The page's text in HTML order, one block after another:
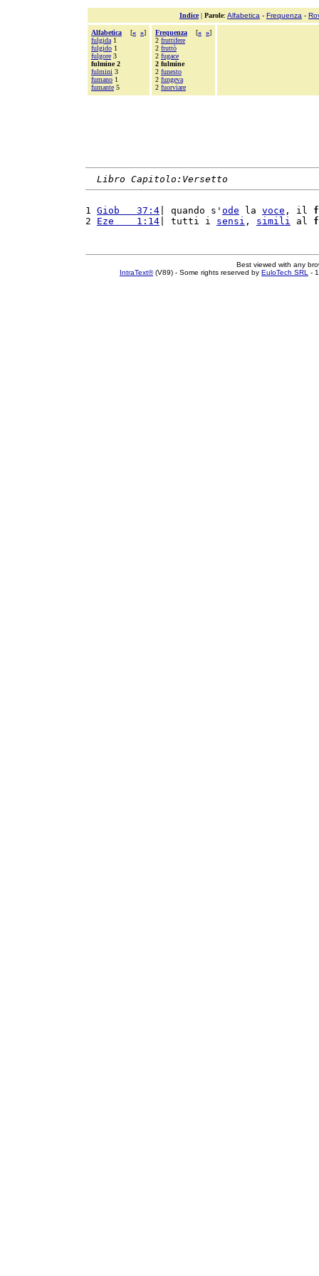
Indice| Parole: Alfabetica - Frequenza -
Alfabetica [« »]
fulgida 1
fulgido 1
fulgore 3
fulmine 2
fulmini 3
fumano 1
fumante 5
Frequenza [« »]
2 fruttifere
2 fruttò
2 fugace
2 fulmine
2 funesto
2 fungeva
2 fuorviare
Libro Capitolo:Versetto
1 Giob   37:4 | quando s' ode la voce , il
2 Eze    1:14 | tutti i sensi , simili al
Best viewed with any
IntraText®(V89) - Some rights reserved by EuloTech SRL -